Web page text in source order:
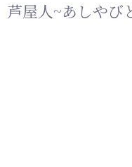
芦屋人~あしやび